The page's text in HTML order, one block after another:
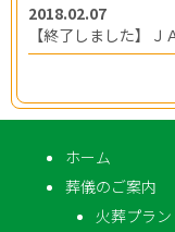
2018.02.07
【終了しました】
ホーム
葬儀のご案内
火葬プラン